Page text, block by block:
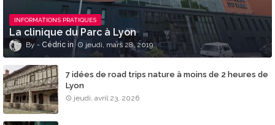
INFORMATIONS PRATIQUES
La clinique du Parc à Lyon
Cédric jeudi, mars 28, 2019
7 idées de road trips nature à moins de 2 heures de
Lyon
jeudi, avril 23, 2026